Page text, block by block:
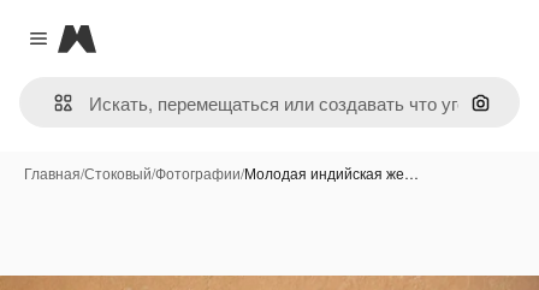
Close menu
Magnific
Поиск
Главная/Стоковый/Фотографии/Молодая индийская же…